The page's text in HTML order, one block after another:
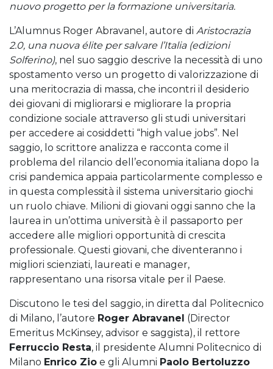
nuovo progetto per la formazione universitaria.
L’Alumnus Roger Abravanel, autore di Aristocrazia
2.0, una nuova élite per salvare l’Italia (edizioni
Solferino), nel suo saggio descrive la necessità di uno
spostamento verso un progetto di valorizzazione di
una meritocrazia di massa, che incontri il desiderio
dei giovani di migliorarsi e migliorare la propria
condizione sociale attraverso gli studi universitari
per accedere ai cosiddetti “high value jobs”. Nel
saggio, lo scrittore analizza e racconta come il
problema del rilancio dell’economia italiana dopo la
crisi pandemica appaia particolarmente complesso e
in questa complessità il sistema universitario giochi
un ruolo chiave. Milioni di giovani oggi sanno che la
laurea in un’ottima università è il passaporto per
accedere alle migliori opportunità di crescita
professionale. Questi giovani, che diventeranno i
migliori scienziati, laureati e manager,
rappresentano una risorsa vitale per il Paese.
Discutono le tesi del saggio, in diretta dal Politecnico
di Milano, l’autore Roger Abravanel (Director
Emeritus McKinsey, advisor e saggista), il rettore
Ferruccio Resta, il presidente Alumni Politecnico di
Milano Enrico Zio e gli Alumni Paolo Bertoluzzo